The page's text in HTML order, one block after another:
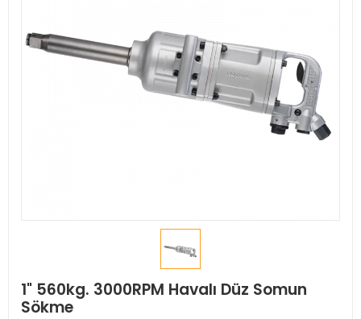
1" 560kg. 3000RPM Havalı Düz Somun
Sökme